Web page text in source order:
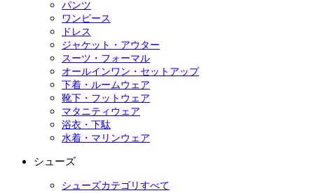
パンツ
ワンピース
ドレス
ジャケット・アウター
スーツ・フォーマル
オールインワン・セットアップ
下着・ルームウェア
靴下・フットウェア
マタニティウェア
浴衣・下駄
水着・マリンウェア
シューズ
シューズカテゴリすべて